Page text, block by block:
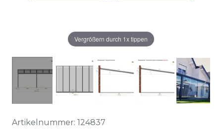
Vergrößern durch 1x tippen
Artikelnummer: 124837